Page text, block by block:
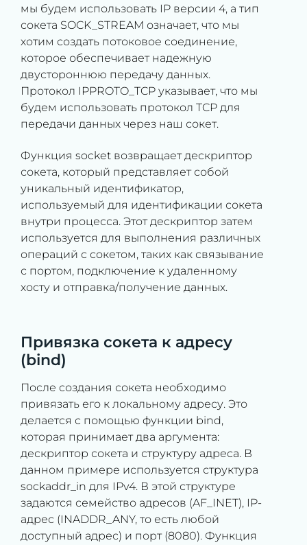
мы будем использовать IP версии 4, а тип
сокета SOCK_STREAM означает, что мы
хотим создать потоковое соединение,
которое обеспечивает надежную
двустороннюю передачу данных.
Протокол IPPROTO_TCP указывает, что мы
будем использовать протокол TCP для
передачи данных через наш сокет.
Функция socket возвращает дескриптор
сокета, который представляет собой
уникальный идентификатор,
используемый для идентификации сокета
внутри процесса. Этот дескриптор затем
используется для выполнения различных
операций с сокетом, таких как связывание
с портом, подключение к удаленному
хосту и отправка/получение данных.
Привязка сокета к адресу
(bind)
После создания сокета необходимо
привязать его к локальному адресу. Это
делается с помощью функции bind,
которая принимает два аргумента:
дескриптор сокета и структуру адреса. В
данном примере используется структура
sockaddr_in для IPv4. В этой структуре
задаются семейство адресов (AF_INET), IP-
адрес (INADDR_ANY, то есть любой
доступный адрес) и порт (8080). Функция